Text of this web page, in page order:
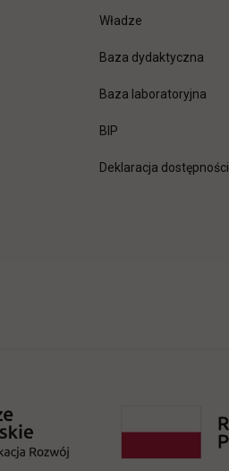
Władze
Baza dydaktyczna
Baza laboratoryjna
BIP
Deklaracja dostępności